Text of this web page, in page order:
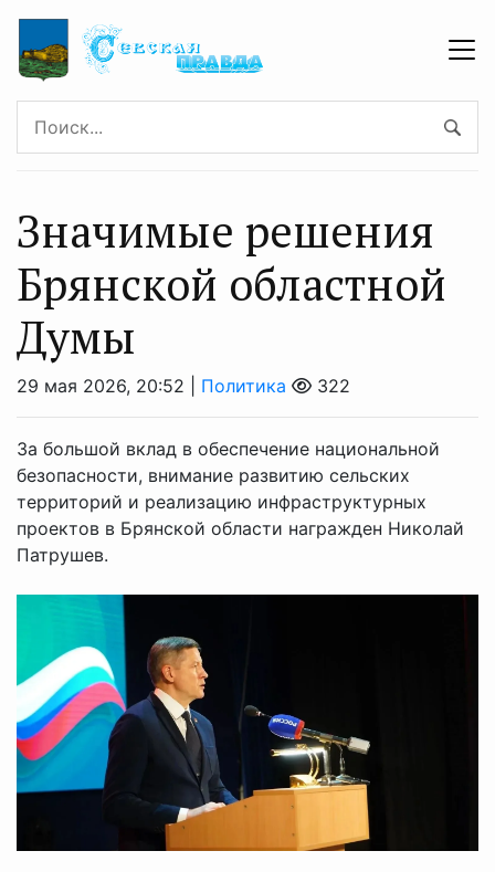
Значимые решения
Брянской областной
Думы
29 мая 2026, 20:52 | Политика 322
За большой вклад в обеспечение национальной
безопасности, внимание развитию сельских
территорий и реализацию инфраструктурных
проектов в Брянской области награжден Николай
Патрушев.